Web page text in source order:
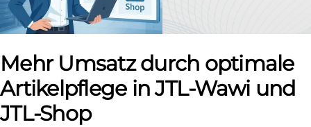
Mehr Umsatz durch optimale
Artikelpflege in JTL-Wawi und
JTL-Shop